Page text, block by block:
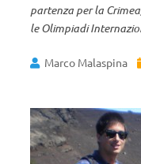
partenza per la
le Olimpiadi
Marco Malaspina